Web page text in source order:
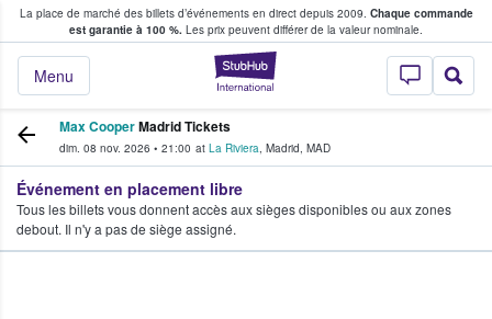
La place de marché des billets d’événements en direct depuis 2009. Chaque commande
est garantie à 100 %. Les prix peuvent différer de la valeur nominale.
StubHub - Où
Menu
fans achètent et vendent des billets
Max CooperMadrid Tickets
dim. 08 nov. 2026 • 21:00 at La Riviera, Madrid, MAD
Événement en placement libre
Tous les billets vous donnent accès aux sièges disponibles ou aux zones
debout. Il n'y a pas de siège assigné.